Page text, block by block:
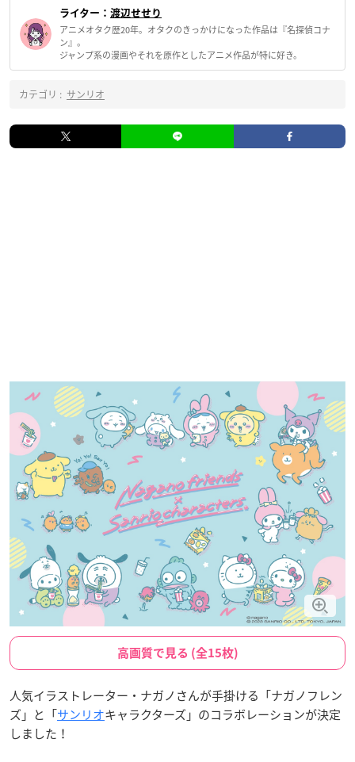
ライター： 渡辺せせり
アニメオタク歴20年。オタクのきっかけになった作品は『名探偵コナ
ン』。
ジャンプ系の漫画やそれを原作としたアニメ作品が特に好き。
カテゴリ : サンリオ
高画質で見る (全15枚)
人気イラストレーター・ナガノさんが手掛ける「ナガノフレン
ズ」と「サンリオキャラクターズ」のコラボレーションが決定
しました！